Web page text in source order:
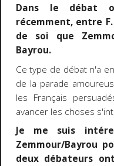
Dans le débat
récemment, entre
de soi que
Bayrou.
Ce type de débat n'a
de la parade
les Français
avancer les choses
Je me suis
Zemmour/Bayrou
deux débateurs